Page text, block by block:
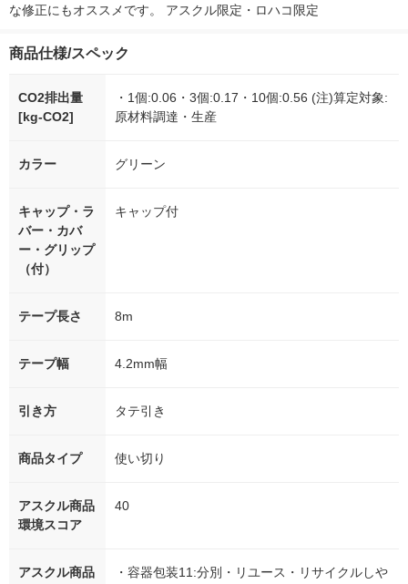
な修正にもオススメです。 アスクル限定・ロハコ限定
商品仕様/スペック
CO2排出量
[kg-CO2]
・1個:0.06・3個:0.17・10個:0.56 (注)算定対象:
原材料調達・生産
カラー グリーン
キャップ・ラ
バー・カバ
ー・グリップ
（付）
キャップ付
テープ長さ 8m
テープ幅 4.2mm幅
引き方 タテ引き
商品タイプ 使い切り
アスクル商品
環境スコア
40
アスクル商品 ・容器包装11:分別・リユース・リサイクルしや